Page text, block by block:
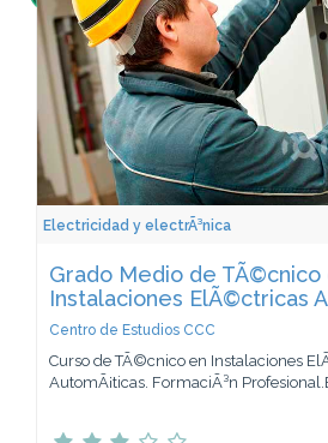
Electricidad y electrÃ³nica
Grado Medio de TÃ©cnico
Instalaciones ElÃ©ctricas
Centro de Estudios CCC
Curso de TÃ©cnico en Instalaciones
AutomÃ¡ticas. FormaciÃ³n